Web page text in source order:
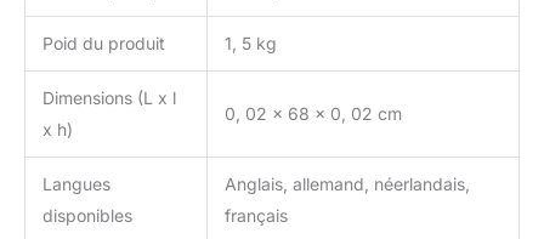
Poid du produit 1, 5 kg
Dimensions (L x l
x h)
0, 02 x 68 x 0, 02 cm
Langues
disponibles
Anglais, allemand, néerlandais,
français